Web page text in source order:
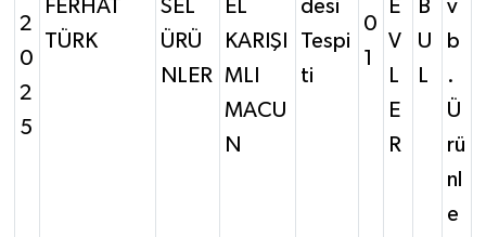
2
0
2
5
FERHAT
TÜRK
SEL
ÜRÜ
NLER
EL
KARIŞI
MLI
MACU
N
desi
Tespi
ti
0
1
E
V
L
E
R
B
U
L
v
b
.
Ü
rü
nl
e